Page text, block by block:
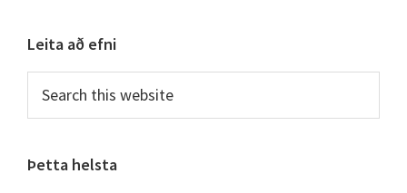
Primary
Sidebar
Leita að efni
this
Þetta helsta